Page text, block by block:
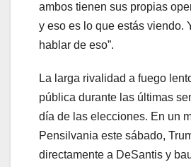
ambos tienen sus propias
y eso es lo que estás viendo.
hablar de eso”.
La larga rivalidad a fuego
pública durante las últimas
día de las elecciones. En un
Pensilvania este sábado,
directamente a DeSantis y